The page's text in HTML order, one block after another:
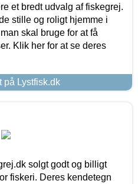
et bredt udvalg af fiskegrej.
stille og roligt hjemme i
skal bruge for at få
Klik her for at se deres
på Lystfisk.dk
solgt godt og billigt
fiskeri. Deres kendetegn